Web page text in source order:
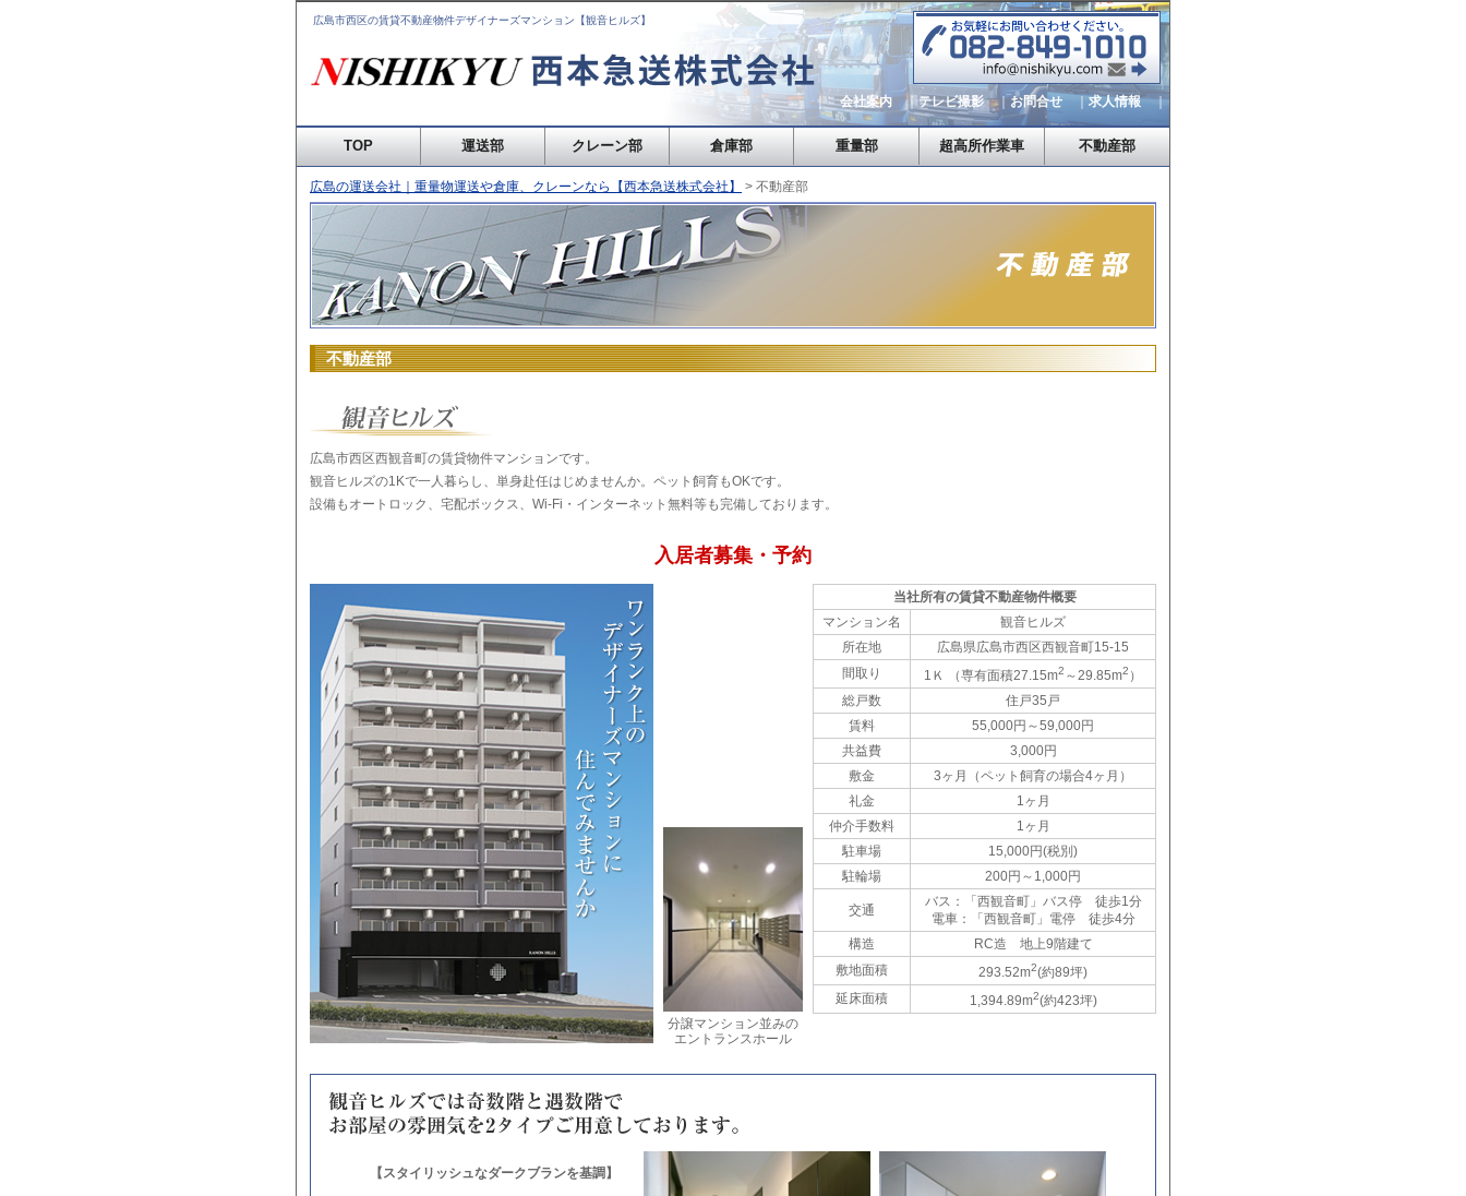
広島市西区の賃貸不動産物件デザイナーズマンション【観音ヒルズ】
｜会社案内 ｜テレビ撮影｜お問合せ 求人情報｜
TOP 運送部 クレーン部 倉庫部 重量部 超高所作業車 不動産部
広島の運送会社｜重量物運送や倉庫、クレーンなら【西本急送株式会社】 > 不動産部
不動産部
広島市西区西観音町の賃貸物件マンションです。
観音ヒルズの1Kで一人暮らし、単身赴任はじめませんか。ペット飼育もOKです。
設備もオートロック、宅配ボックス、Wi-Fi・インターネット無料等も完備しております。
入居者募集・予約
分譲マンション並みの
エントランスホール
当社所有の賃貸不動産物件概要
マンション名
観音ヒルズ
所在地
広島県広島市西区西観音町15-15
間取り
1Ｋ （専有面積27.15m2 ～29.85m2 ）
総戸数
住戸35戸
賃料
55,000円～59,000円
共益費
3,000円
敷金
3ヶ月（ペット飼育の場合4ヶ月）
礼金
1ヶ月
仲介手数料
1ヶ月
駐車場
15,000円(税別)
駐輪場
200円～1,000円
交通
バス：「西観音町」バス停 徒歩1分
電車：「西観音町」電停 徒歩4分
構造
RC造 地上9階建て
敷地面積
293.52m2(約89坪)
延床面積
1,394.89m2(約423坪)
【スタイリッシュなダークブランを基調】